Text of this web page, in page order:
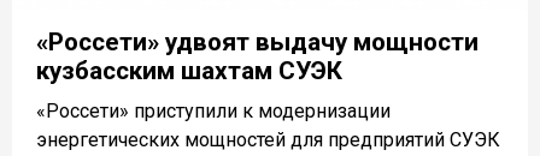
«Россети» удвоят выдачу мощности
кузбасским шахтам СУЭК
«Россети» приступили к модернизации
энергетических мощностей для предприятий СУЭК